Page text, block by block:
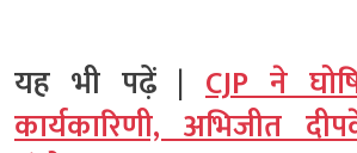
यह भी पढ़ें | CJP ने
कार्यकारिणी, अभिजीत